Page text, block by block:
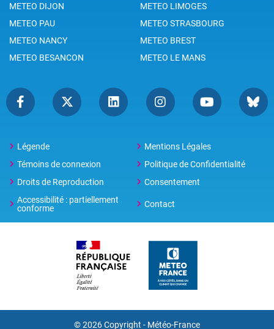
METEO DIJON
METEO LIMOGES
METEO PAU
METEO STRASBOURG
METEO NANCY
METEO BREST
METEO BESANCON
METEO LE MANS
Légende
Mentions Légales
Témoins de connexion
Politique de Confidentialité
Droits de Reproduction
Consentement
Accessibilité : partiellement
conforme
Contact
© 2026 Copyright - Météo-France